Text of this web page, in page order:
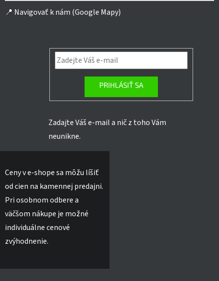
📍 Navigovať k nám (Google Mapy)
PRIHLÁSIŤ SA
Zadajte Váš e-mail a nič z toho Vám
neunikne.
Ceny v e-shope sa môžu líšiť
od cien na kamennej predajni.
Pri osobnom odbere a
väčšom nákupe je možné
individuálne cenové
zvýhodnenie.